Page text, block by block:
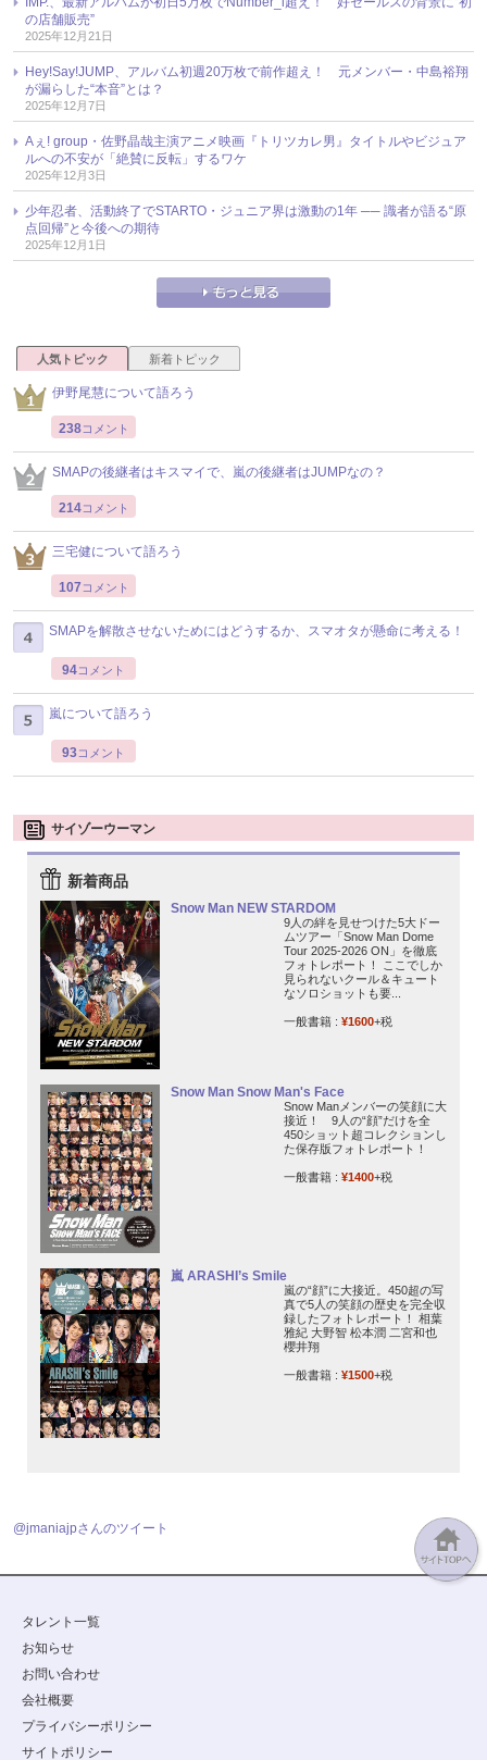
の店舗販売”
2025年12月21日
Hey!Say!JUMP、アルバム初週20万枚で前作超え！ 元メンバー・中島裕翔
が漏らした“本音”とは？
2025年12月7日
Aぇ! group・佐野晶哉主演アニメ映画『トリツカレ男』タイトルやビジュア
ルへの不安が「絶賛に反転」するワケ
2025年12月3日
少年忍者、活動終了でSTARTO・ジュニア界は激動の1年 ── 識者が語る“原
点回帰”と今後への期待
2025年12月1日
人気トピック 新着トピック
伊野尾慧について語ろう
238コメント
SMAPの後継者はキスマイで、嵐の後継者はJUMPなの？
214コメント
三宅健について語ろう
107 コメント
SMAPを解散させないためにはどうするか、スマオタが懸命に考える！
94コメント
嵐について語ろう
93コメント
サイゾーウーマン
新着商品
Snow Man NEW STARDOM
9人の絆を見せつけた5大ドー
ムツアー「Snow Man Dome
Tour 2025-2026 ON」を徹底
フォトレポート！ ここでしか
見られないクール＆キュート
なソロショットも要...
一般書籍 : ¥1600+税
Snow Man Snow Man's Face
Snow Manメンバーの笑顔に大
接近！ 9人の“顔”だけを全
450ショット超コレクションし
た保存版フォトレポート！
一般書籍 : ¥1400+税
嵐 ARASHI’s Smile
嵐の“顔”に大接近。450超の写
真で5人の笑顔の歴史を完全収
録したフォトレポート！ 相葉
雅紀 大野智 松本潤 二宮和也
櫻井翔
一般書籍 : ¥1500+税
@jmaniajpさんのツイート
タレント一覧
お知らせ
お問い合わせ
会社概要
プライバシーポリシー
サイトポリシー